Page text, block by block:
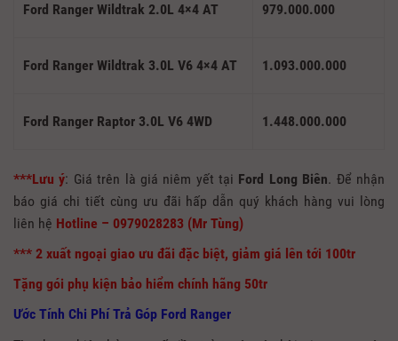
Ford Ranger Wildtrak 2.0L 4×4 AT 979.000.000
Ford Ranger Wildtrak 3.0L V6 4×4 AT 1.093.000.000
Ford Ranger Raptor 3.0L V6 4WD 1.448.000.000
***Lưu ý: Giá trên là giá niêm yết tại Ford Long Biên. Để nhận
báo giá chi tiết cùng ưu đãi hấp dẫn quý khách hàng vui lòng
liên hệ Hotline – 0979028283 (Mr Tùng)
*** 2 xuất ngoại giao ưu đãi đặc biệt, giảm giá lên tới 100tr
Tặng gói phụ kiện bảo hiểm chính hãng 50tr
Ước Tính Chi Phí Trả Góp Ford Ranger